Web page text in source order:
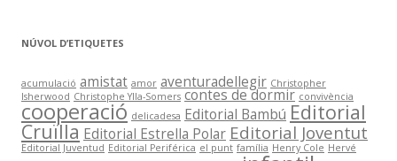
NÚVOL D’ETIQUETES
acumulació amistat amor aventuradellegir Christopher
Isherwood Christophe Ylla-Somers contes de dormir convivència
cooperació delicadesa Editorial Bambú Editorial
Cruïlla Editorial Estrella Polar Editorial Joventut
Editorial Juventud Editorial Periférica el punt família Henry Cole Hervé